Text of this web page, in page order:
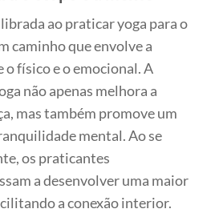
ao praticar yoga para o
caminho que envolve a
físico e o emocional. A
não apenas melhora a
mas também promove um
mental. Ao se
os praticantes
a desenvolver uma maior
a conexão interior.